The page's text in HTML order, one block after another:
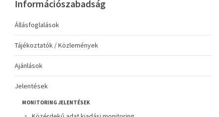
Információszabadság
Állásfoglalások
Tájékoztatók / Közlemények
Ajánlások
Jelentések
MONITORING JELENTÉSEK